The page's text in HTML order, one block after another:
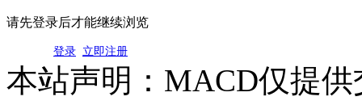
请先登录后才能继续浏览
登录 立即注册
本站声明：MACD仅提